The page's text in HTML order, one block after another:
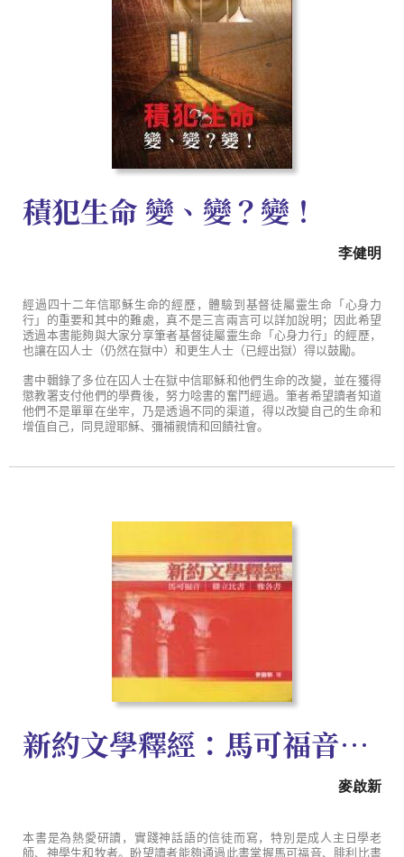
積犯生命 變、變？變！
李健明
經過四十二年信耶穌生命的經歷，體驗到基督徒屬靈生命「心身力
行」的重要和其中的難處，真不是三言兩言可以詳加說明；因此希望
透過本書能夠與大家分享筆者基督徒屬靈生命「心身力行」的經歷，
也讓在囚人士（仍然在獄中）和更生人士（已經出獄）得以鼓勵。
書中輯錄了多位在囚人士在獄中信耶穌和他們生命的改變，並在獲得
懲教署支付他們的學費後，努力唸書的奮鬥經過。筆者希望讀者知道
他們不是單單在坐牢，乃是透過不同的渠道，得以改變自己的生命和
增值自己，同見證耶穌、彌補親情和回饋社會。
新約文學釋經：馬可福音．腓利比書．雅各書
麥啟新
本書是為熱愛研讀，實踐神話語的信徒而寫，特別是成人主日學老
師、神學生和牧者。盼望讀者能夠通過此書掌握馬可福音、腓利比書